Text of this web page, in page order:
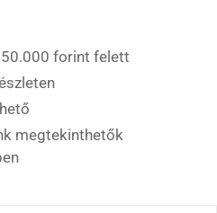
forint felett
megtekinthetők